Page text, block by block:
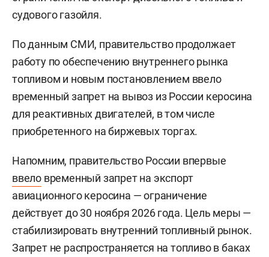
судового газойля.
По данным СМИ, правительство продолжает
работу по обеспечению внутреннего рынка
топливом и новым постановлением ввело
временный запрет на вывоз из России керосина
для реактивных двигателей, в том числе
приобретенного на биржевых торгах.
Напомним, правительство России впервые
ввело временный запрет на экспорт
авиационного керосина — ограничение
действует до 30 ноября 2026 года. Цель меры —
стабилизировать внутренний топливный рынок.
Запрет не распространяется на топливо в баках